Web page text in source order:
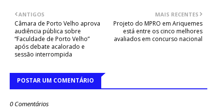
MAIS RECENTES
Projeto do MPRO em Ariquemes
está entre os cinco melhores
avaliados em concurso nacional
ANTIGOS
Câmara de Porto Velho aprova
audiência pública sobre
“Faculdade de Porto Velho”
após debate acalorado e
sessão interrompida
POSTAR UM COMENTÁRIO
0 Comentários